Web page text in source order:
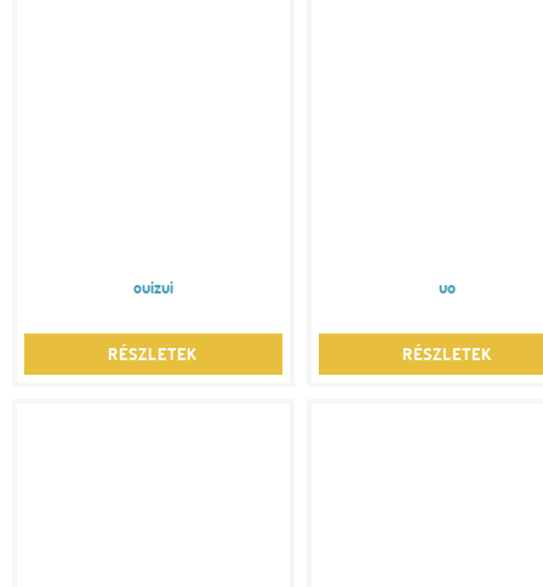
ouizui
RÉSZLETEK
uo
RÉSZLETEK